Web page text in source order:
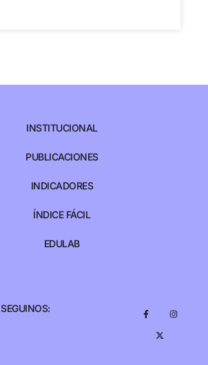
INSTITUCIONAL
PUBLICACIONES
INDICADORES
ÍNDICE FÁCIL
EDULAB
SEGUINOS: